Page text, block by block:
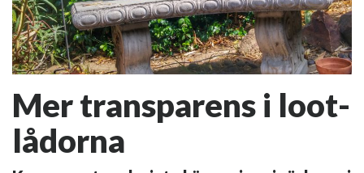
Mer transparens i loot-
lådorna